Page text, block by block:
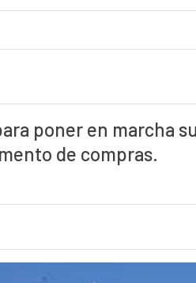
poner en marcha
de compras.